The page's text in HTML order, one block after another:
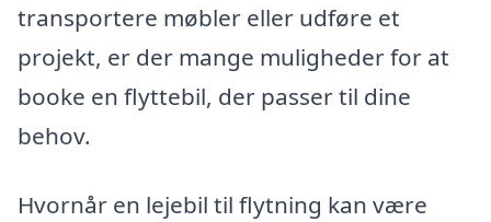
transportere møbler eller udføre et
projekt, er der mange muligheder for at
booke en flyttebil, der passer til dine
behov.
Hvornår en lejebil til flytning kan være